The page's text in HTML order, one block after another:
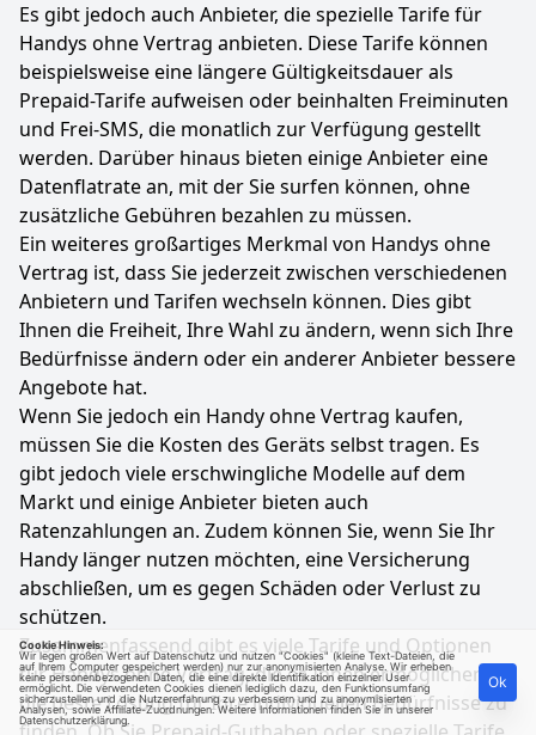
Es gibt jedoch auch Anbieter, die spezielle Tarife für
Handys ohne Vertrag anbieten. Diese Tarife können
beispielsweise eine längere Gültigkeitsdauer als
Prepaid-Tarife aufweisen oder beinhalten Freiminuten
und Frei-SMS, die monatlich zur Verfügung gestellt
werden. Darüber hinaus bieten einige Anbieter eine
Datenflatrate an, mit der Sie surfen können, ohne
zusätzliche Gebühren bezahlen zu müssen.
Ein weiteres großartiges Merkmal von Handys ohne
Vertrag ist, dass Sie jederzeit zwischen verschiedenen
Anbietern und Tarifen wechseln können. Dies gibt
Ihnen die Freiheit, Ihre Wahl zu ändern, wenn sich Ihre
Bedürfnisse ändern oder ein anderer Anbieter bessere
Angebote hat.
Wenn Sie jedoch ein Handy ohne Vertrag kaufen,
müssen Sie die Kosten des Geräts selbst tragen. Es
gibt jedoch viele erschwingliche Modelle auf dem
Markt und einige Anbieter bieten auch
Ratenzahlungen an. Zudem können Sie, wenn Sie Ihr
Handy länger nutzen möchten, eine Versicherung
abschließen, um es gegen Schäden oder Verlust zu
schützen.
Zusammenfassend gibt es viele Tarife und Optionen
für Handys ohne Vertrag, die es Ihnen ermöglichen,
die beste Lösung für Ihre individuellen Bedürfnisse zu
Cookie Hinweis:
Wir legen großen Wert auf Datenschutz und nutzen "Cookies" (kleine Text-Dateien, die
auf Ihrem Computer gespeichert werden) nur zur anonymisierten Analyse. Wir erheben
keine personenbezogenen Daten, die eine direkte Identifikation einzelner User
ermöglicht. Die verwendeten Cookies dienen lediglich dazu, den Funktionsumfang
sicherzustellen und die Nutzererfahrung zu verbessern und zu anonymisierten
Analysen, sowie Affiliate-Zuordnungen. Weitere Informationen finden Sie in unserer
Datenschutzerklärung
Ok